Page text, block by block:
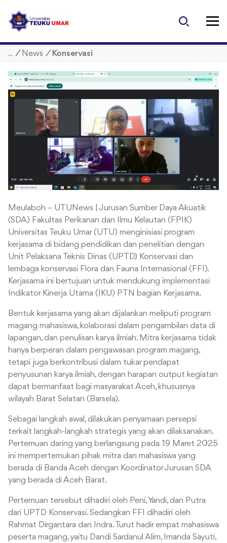
p
/ News / Konservasi
Meulaboh – UTUNews | Jurusan Sumber Daya Akuatik
(SDA) Fakultas Perikanan dan Ilmu Kelautan (FPIK)
Universitas Teuku Umar (UTU) menginisiasi program
kerjasama di bidang pendidikan dan penelitian dengan
Unit Pelaksana Teknis Dinas (UPTD) Konservasi dan
lembaga konservasi Flora dan Fauna Internasional (FFI).
Kerjasama ini bertujuan untuk mendukung implementasi
Indikator Kinerja Utama (IKU) PTN bagian Kerjasama.
Bentuk kerjasama yang akan dijalankan meliputi program
magang mahasiswa, kolaborasi dalam pengambilan data di
lapangan, dan penulisan karya ilmiah. Mitra kerjasama tidak
hanya berperan dalam pengawasan program magang,
tetapi juga berkontribusi dalam tukar pendapat
penyusunan karya ilmiah, dengan harapan output kegiatan
dapat bermanfaat bagi masyarakat Aceh, khususnya
wilayah Barat Selatan (Barsela).
Sebagai langkah awal, dilakukan penyamaan persepsi
terkait langkah-langkah strategis yang akan dilaksanakan.
Pertemuan daring yang berlangsung pada 19 Maret 2025
ini mempertemukan pihak mitra dan mahasiswa yang
berada di Banda Aceh dengan Koordinator Jurusan SDA
yang berada di Aceh Barat.
Pertemuan tersebut dihadiri oleh Peni, Yandi, dan Putra
dari UPTD Konservasi. Sedangkan FFI dihadiri oleh
Rahmat Dirgantara dan Indra. Turut hadir empat mahasiswa
peserta magang, yaitu Dandi Sardanul Alim, Imanda Sayuti,